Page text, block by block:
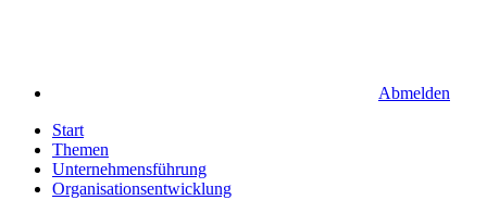
Abmelden
Start
Themen
Unternehmensführung
Organisationsentwicklung